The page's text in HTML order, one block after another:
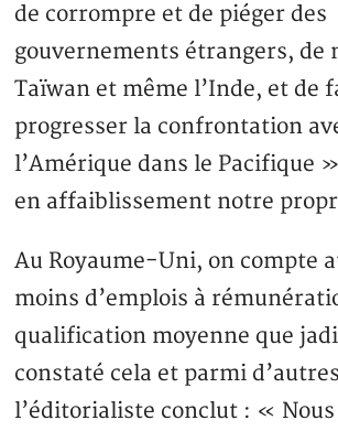
de corrompre et de piéger des
gouvernements étrangers, de
Taïwan et même l’Inde, et de
progresser la confrontation
l’Amérique dans le Pacifique
en affaiblissement notre
Au Royaume-Uni, on compte
moins d’emplois à
qualification moyenne que
constaté cela et parmi
l’éditorialiste conclut : « Nous